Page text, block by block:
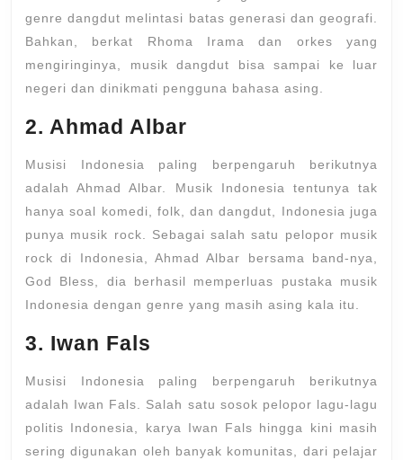
genre dangdut melintasi batas generasi dan geografi.
Bahkan, berkat Rhoma Irama dan orkes yang
mengiringinya, musik dangdut bisa sampai ke luar
negeri dan dinikmati pengguna bahasa asing.
2. Ahmad Albar
Musisi Indonesia paling berpengaruh berikutnya
adalah Ahmad Albar. Musik Indonesia tentunya tak
hanya soal komedi, folk, dan dangdut, Indonesia juga
punya musik rock. Sebagai salah satu pelopor musik
rock di Indonesia, Ahmad Albar bersama band-nya,
God Bless, dia berhasil memperluas pustaka musik
Indonesia dengan genre yang masih asing kala itu.
3. Iwan Fals
Musisi Indonesia paling berpengaruh berikutnya
adalah Iwan Fals. Salah satu sosok pelopor lagu-lagu
politis Indonesia, karya Iwan Fals hingga kini masih
sering digunakan oleh banyak komunitas, dari pelajar